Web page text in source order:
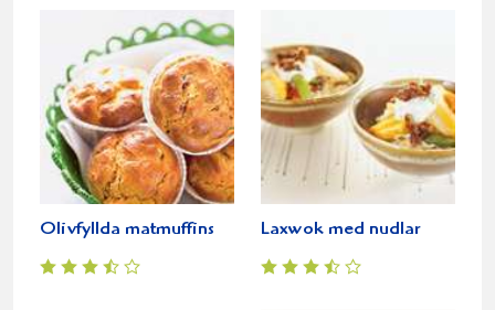
Olivfyllda matmuffins Laxwok med nudlar